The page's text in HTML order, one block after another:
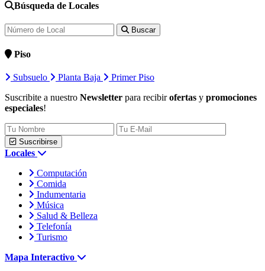
Búsqueda de Locales
Buscar
Piso
Subsuelo Planta Baja
Primer Piso
Suscribite a nuestro Newsletter para recibirofertas y promociones
especiales!
Suscribirse
Locales
Computación
Comida
Indumentaria
Música
Salud & Belleza
Telefonía
Turismo
Mapa Interactivo